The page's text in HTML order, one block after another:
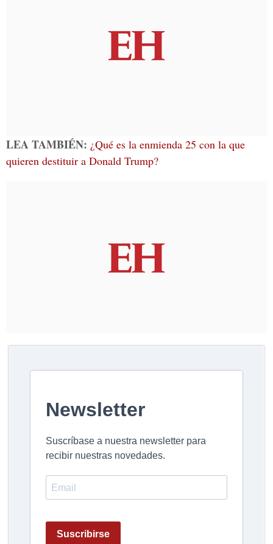
LEA TAMBIÉN: ¿Qué es la enmienda 25 con la que
quieren destituir a Donald Trump?